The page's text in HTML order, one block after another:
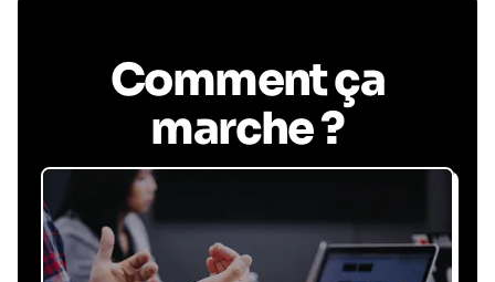
Comment ça
marche ?